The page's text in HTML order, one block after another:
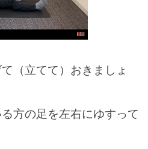
（立てて）おきましょ
方の足を左右にゆすって